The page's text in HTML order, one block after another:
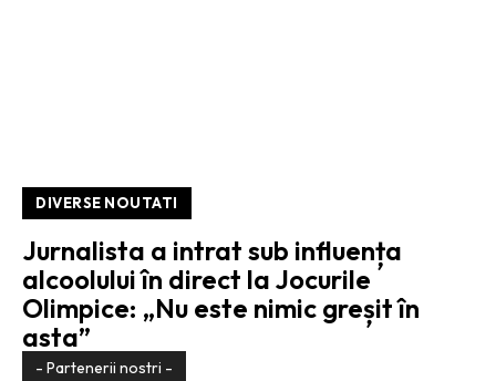
DIVERSE NOUTATI
Jurnalista a intrat sub influența
alcoolului în direct la Jocurile
Olimpice: „Nu este nimic greșit în
asta”
- Partenerii nostri -